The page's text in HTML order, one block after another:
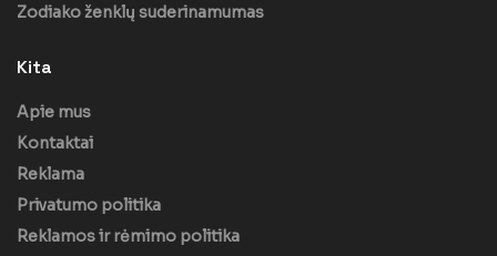
Zodiako ženklų suderinamumas
Kita
Apie mus
Kontaktai
Reklama
Privatumo politika
Reklamos ir rėmimo politika